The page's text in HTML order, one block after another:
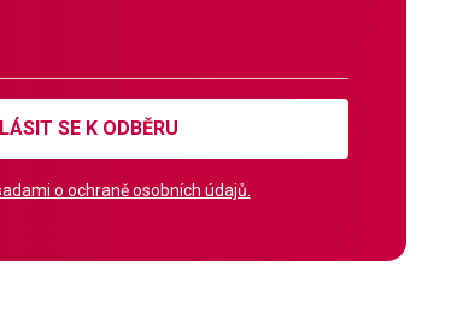
SE K ODBĚRU
o ochraně osobních údajů.